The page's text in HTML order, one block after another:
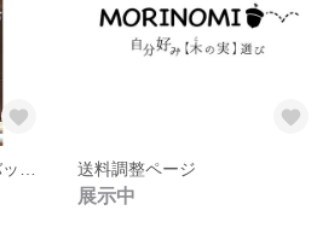
送料調整ページ
展示中